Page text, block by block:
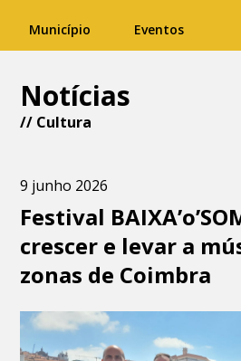
Município Eventos
Notícias
// Cultura
9 junho 2026
Festival
crescer e levar a
zonas de Coimbra